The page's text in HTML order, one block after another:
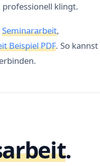
klingt.
Seminararbeit,
Beispiel PDF. So kannst
.